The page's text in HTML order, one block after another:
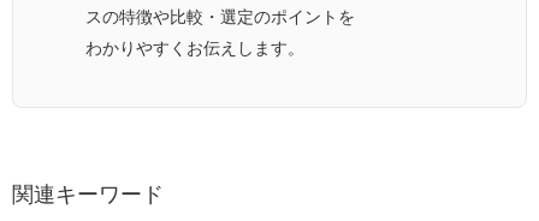
スの特徴や比較・選定のポイントを
わかりやすくお伝えします。
関連キーワード